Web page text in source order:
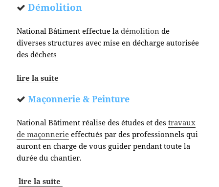
Démolition
National Bâtiment effectue ladémolition de
diverses structures avec mise en décharge autorisée
des déchets
lire la suite
Maçonnerie & Peinture
National Bâtiment réalise des études et destravaux
de maçonnerie effectués par des professionnels qui
auront en charge de vous guider pendant toute la
durée du chantier.
lire la suite